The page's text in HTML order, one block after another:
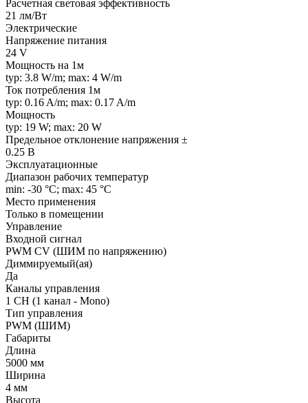
Расчетная световая эффективность
21 лм/Вт
Электрические
Напряжение питания
24 V
Мощность на 1м
typ: 3.8 W/m; max: 4 W/m
Ток потребления 1м
typ: 0.16 A/m; max: 0.17 A/m
Мощность
typ: 19 W; max: 20 W
Предельное отклонение напряжения ±
0.25 В
Эксплуатационные
Диапазон рабочих температур
min: -30 °C; max: 45 °C
Место применения
Только в помещении
Управление
Входной сигнал
PWM СV (ШИМ по напряжению)
Диммируемый(ая)
Да
Каналы управления
1 CH (1 канал - Mono)
Тип управления
PWM (ШИМ)
Габариты
Длина
5000 мм
Ширина
4 мм
Высота